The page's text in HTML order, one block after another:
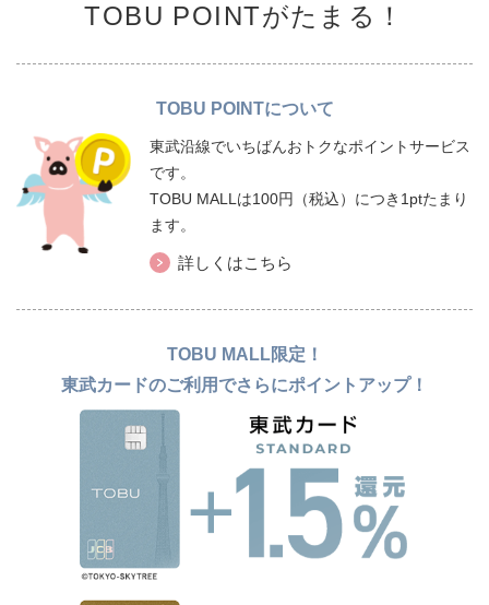
TOBU POINTがたまる！
TOBU POINTについて
東武沿線でいちばんおトクなポイントサービス
です。
TOBU MALLは100円（税込）につき1ptたまり
ます。
詳しくはこちら
TOBU MALL限定！
東武カードのご利用でさらにポイントアップ！